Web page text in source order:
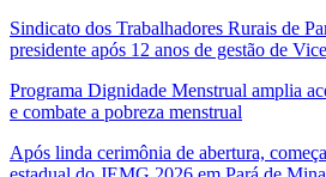
Sindicato dos Trabalhadores Rurais de
presidente após 12 anos de gestão de
Programa Dignidade Menstrual amplia
e combate a pobreza menstrual
Após linda cerimônia de abertura,